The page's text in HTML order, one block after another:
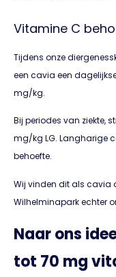
Vitamine C
Tijdens onze
een cavia een
mg/kg.
Bij periodes van ziekte,
mg/kg LG. Langharige
behoefte.
Wij vinden dit als cavia
Wilhelminapark echter
Naar ons
tot 70 mg